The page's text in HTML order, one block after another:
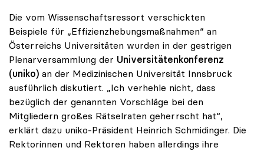
Die vom Wissenschaftsressort verschickten
Beispiele für „Effizienzhebungsmaßnahmen“ an
Österreichs Universitäten wurden in der gestrigen
Plenarversammlung der Universitätenkonferenz
(uniko) an der Medizinischen Universität Innsbruck
ausführlich diskutiert. „Ich verhehle nicht, dass
bezüglich der genannten Vorschläge bei den
Mitgliedern großes Rätselraten geherrscht hat“,
erklärt dazu uniko-Präsident Heinrich Schmidinger. Die
Rektorinnen und Rektoren haben allerdings ihre